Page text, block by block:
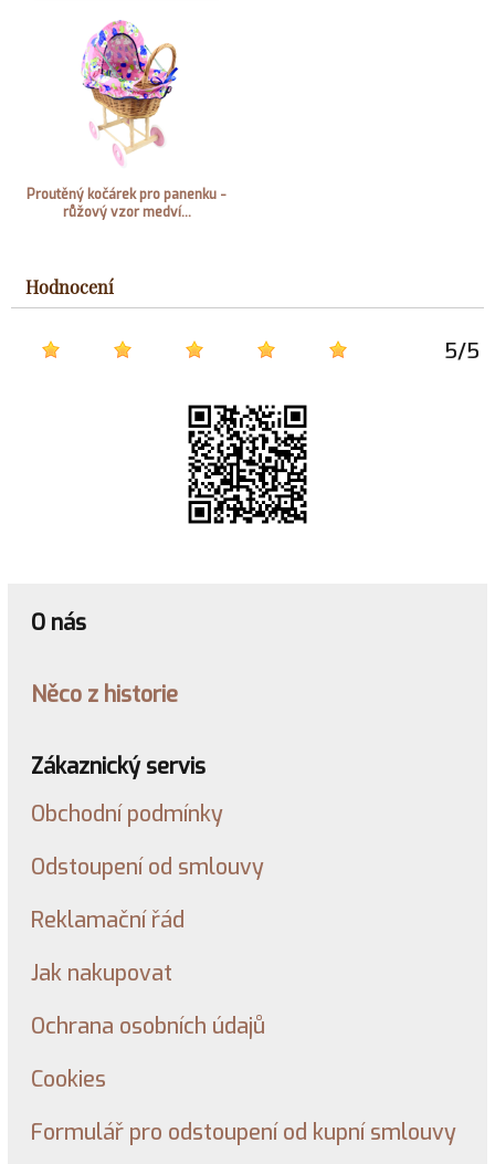
Hodnocení
5/5
Proutěný kočárek pro panenku -
růžový vzor medví...
O nás
Něco z historie
Zákaznický servis
Obchodní podmínky
Odstoupení od smlouvy
Reklamační řád
Jak nakupovat
Ochrana osobních údajů
Cookies
Formulář pro odstoupení od kupní smlouvy